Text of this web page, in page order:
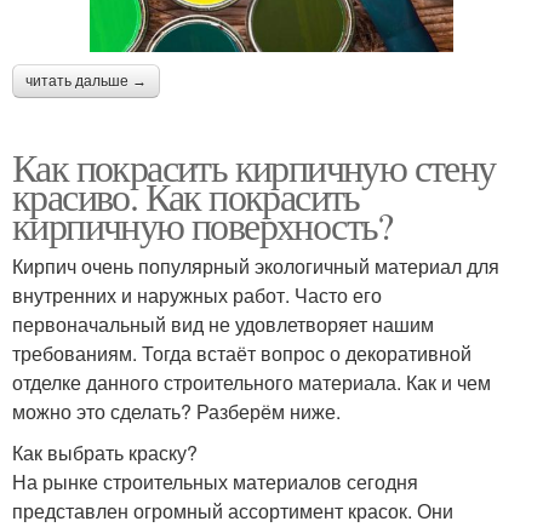
читать дальше →
Как покрасить кирпичную стену
красиво. Как покрасить
кирпичную поверхность?
Кирпич очень популярный экологичный материал для
внутренних и наружных работ. Часто его
первоначальный вид не удовлетворяет нашим
требованиям. Тогда встаёт вопрос о декоративной
отделке данного строительного материала. Как и чем
можно это сделать? Разберём ниже.
Как выбрать краску?
На рынке строительных материалов сегодня
представлен огромный ассортимент красок. Они